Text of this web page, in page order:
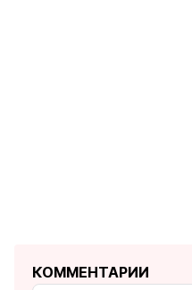
КОММЕНТАРИИ